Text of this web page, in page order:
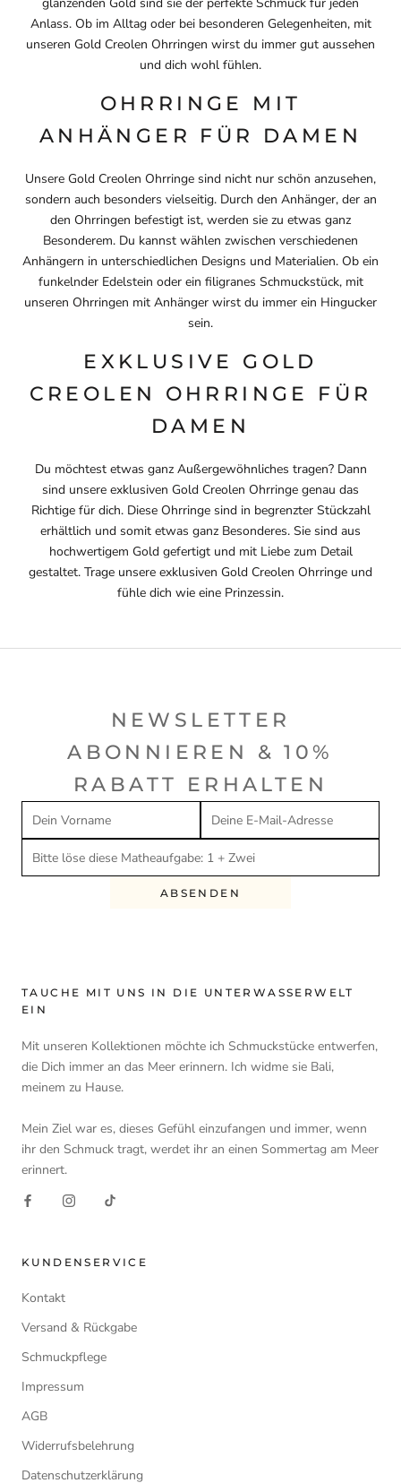
Anlass. Ob im Alltag oder bei besonderen Gelegenheiten, mit
unseren Gold Creolen Ohrringen wirst du immer gut aussehen
und dich wohl fühlen.
OHRRINGE MIT
ANHÄNGER FÜR DAMEN
Unsere Gold Creolen Ohrringe sind nicht nur schön anzusehen,
sondern auch besonders vielseitig. Durch den Anhänger, der an
den Ohrringen befestigt ist, werden sie zu etwas ganz
Besonderem. Du kannst wählen zwischen verschiedenen
Anhängern in unterschiedlichen Designs und Materialien. Ob ein
funkelnder Edelstein oder ein filigranes Schmuckstück, mit
unseren Ohrringen mit Anhänger wirst du immer ein Hingucker
sein.
EXKLUSIVE GOLD
CREOLEN OHRRINGE FÜR
DAMEN
Du möchtest etwas ganz Außergewöhnliches tragen? Dann
sind unsere exklusiven Gold Creolen Ohrringe genau das
Richtige für dich. Diese Ohrringe sind in begrenzter Stückzahl
erhältlich und somit etwas ganz Besonderes. Sie sind aus
hochwertigem Gold gefertigt und mit Liebe zum Detail
gestaltet. Trage unsere exklusiven Gold Creolen Ohrringe und
fühle dich wie eine Prinzessin.
NEWSLETTER
ABONNIEREN & 10%
RABATT ERHALTEN
ABSENDEN
TAUCHE MIT UNS IN DIE UNTERWASSERWELT
EIN
Mit unseren Kollektionen möchte ich Schmuckstücke entwerfen,
die Dich immer an das Meer erinnern. Ich widme sie Bali,
meinem zu Hause.
Mein Ziel war es, dieses Gefühl einzufangen und immer, wenn
ihr den Schmuck tragt, werdet ihr an einen Sommertag am Meer
erinnert.
KUNDENSERVICE
Kontakt
Versand & Rückgabe
Schmuckpflege
Impressum
AGB
Widerrufsbelehrung
Datenschutzerklärung